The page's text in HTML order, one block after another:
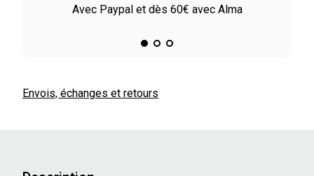
Avec Paypal et dès 60€ avec Alma
Envois, échanges et retours